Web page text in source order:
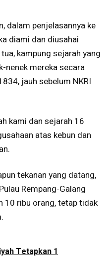
dalam penjelasannya ke
diami dan diusahai
kampung sejarah yang
nenek mereka secara
jauh sebelum NKRI
kami dan sejarah 16
atas kebun dan
tekanan yang datang,
Rempang-Galang
10 ribu orang, tetap tidak
Tetapkan 1